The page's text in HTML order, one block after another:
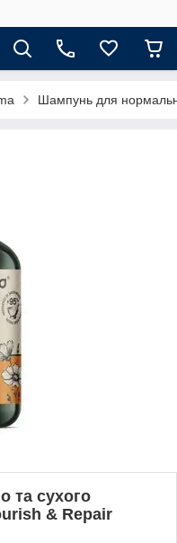
Шампунь для
та сухого
& Repair